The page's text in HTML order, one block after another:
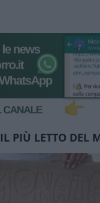
IL PIÙ LETTO DEL